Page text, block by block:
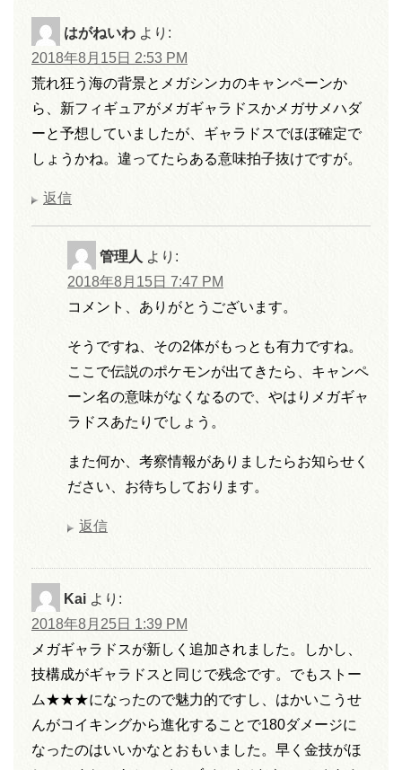
はがねいわ より:
2018年8月15日 2:53 PM
荒れ狂う海の背景とメガシンカのキャンペーンか
ら、新フィギュアがメガギャラドスかメガサメハダ
ーと予想していましたが、ギャラドスでほぼ確定で
しょうかね。違ってたらある意味拍子抜けですが。
返信
管理人 より:
2018年8月15日 7:47 PM
コメント、ありがとうございます。
そうですね、その2体がもっとも有力ですね。
ここで伝説のポケモンが出てきたら、キャンペ
ーン名の意味がなくなるので、やはりメガギャ
ラドスあたりでしょう。
また何か、考察情報がありましたらお知らせく
ださい、お待ちしております。
返信
Kai より:
2018年8月25日 1:39 PM
メガギャラドスが新しく追加されました。しかし、
技構成がギャラドスと同じで残念です。でもストー
ム★★★になったので魅力的ですし、はかいこうせ
んがコイキングから進化することで180ダメージに
なったのはいいかなとおもいました。早く金技がほ